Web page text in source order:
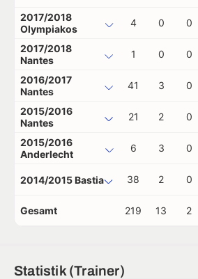
2017/2018
Olympiakos
4 0 0
2017/2018
Nantes
1 0 0
2016/2017
Nantes
41 3 0
2015/2016
Nantes
21 2 0
2015/2016
Anderlecht
6 3 0
2014/2015 Bastia 38 2 0
Gesamt 219 13 2
Statistik (Trainer)